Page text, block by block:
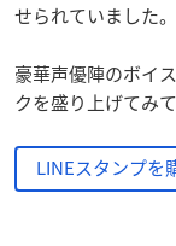
せられていました。
豪華声優陣のボイ
クを盛り上げてみ
LINEスタンプを